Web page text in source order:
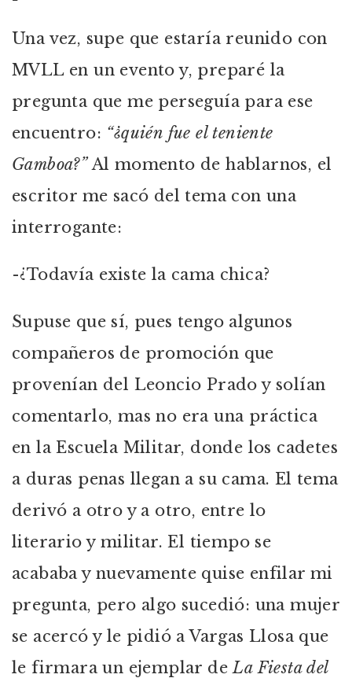
Una vez, supe que estaría reunido con
MVLL en un evento y, preparé la
pregunta que me perseguía para ese
encuentro: “¿quién fue el teniente
Gamboa?”Al momento de hablarnos, el
escritor me sacó del tema con una
interrogante:
-¿Todavía existe la cama chica?
Supuse que sí, pues tengo algunos
compañeros de promoción que
provenían del Leoncio Prado y solían
comentarlo, mas no era una práctica
en la Escuela Militar, donde los cadetes
a duras penas llegan a su cama. El tema
derivó a otro y a otro, entre lo
literario y militar. El tiempo se
acababa y nuevamente quise enfilar mi
pregunta, pero algo sucedió: una mujer
se acercó y le pidió a Vargas Llosa que
le firmara un ejemplar deLa Fiesta del